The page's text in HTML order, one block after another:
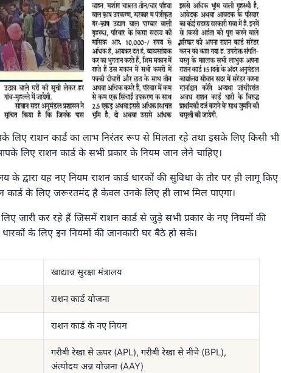
राशन कार्ड का लाभ निरंतर रूप से मिलता रहे तथा इसके लिए किसी भी
लिए राशन कार्ड के सभी प्रकार के नियम जान लेने चाहिए।
के द्वारा यह नए नियम राशन कार्ड धारकों की सुविधा के तौर पर ही लागू किए
के लिए जरूरतमंद है केवल उनके लिए ही लाभ मिल पाएगा।
जारी कर रहे हैं जिसमें राशन कार्ड से जुड़े सभी प्रकार के नए नियमों की
के लिए इन नियमों की जानकारी घर बैठे हो सके।
खाद्यान्न सुरक्षा मंत्रालय
राशन कार्ड योजना
राशन कार्ड के नए नियम
गरीबी रेखा से ऊपर (APL), गरीबी रेखा से नीचे (BPL),
अंत्योदय अन्न योजना (AAY)